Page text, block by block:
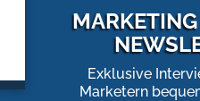
Exklusive
Marketern